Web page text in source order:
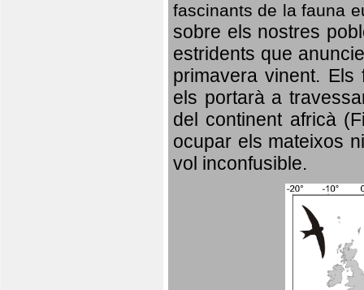
fascinants de la fauna
sobre els nostres
estridents que
primavera vinent. Els
els portarà a
del continent africà
ocupar els mateixos
vol inconfusible.